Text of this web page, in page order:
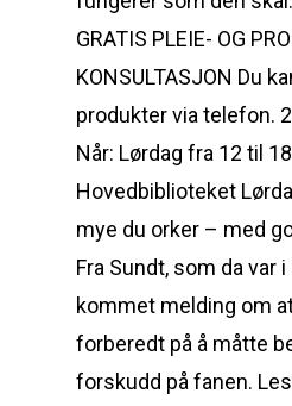
GRATIS PLEIE- OG
KONSULTASJON Du
produkter via telefon.
Når: Lørdag fra 12 til
Hovedbiblioteket
mye du orker – med
Fra Sundt, som da var
kommet melding om
forberedt på å måtte
forskudd på fanen.